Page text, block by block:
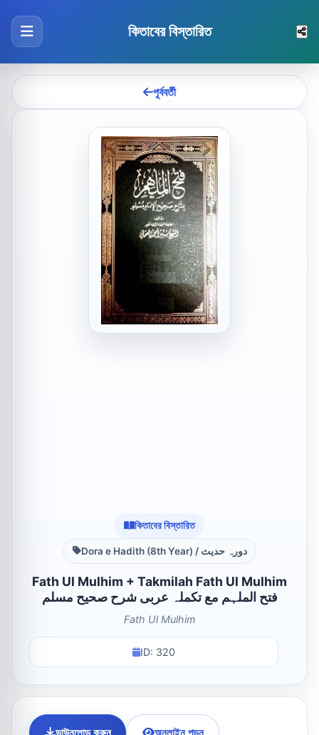
কিতাবের বিস্তারিত
পূর্ববর্তী
কিতাবের বিস্তারিত
Dora e Hadith (8th Year) / دورہ حدیث
Fath Ul Mulhim + Takmilah Fath Ul Mulhim
فتح الملہم مع تکملہ عربی شرح صحیح مسلم
Fath Ul Mulhim
ID: 320
অনলাইন পড়ুন